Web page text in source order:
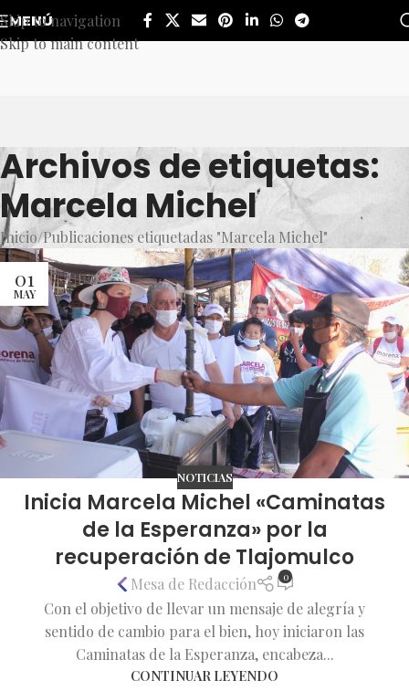
Skip to navigation
Skip to main content
MENÚ
Archivos de etiquetas:
Marcela Michel
Inicio Publicaciones etiquetadas "Marcela Michel"
01
MAY
NOTICIAS
Inicia Marcela Michel «Caminatas
de la Esperanza» por la
recuperación de Tlajomulco
Mesa de Redacción 0
Con el objetivo de llevar un mensaje de alegría y
sentido de cambio para el bien, hoy iniciaron las
Caminatas de la Esperanza, encabeza...
CONTINUAR LEYENDO